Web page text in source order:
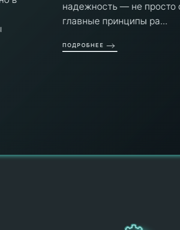
надежность — не просто слова, а
главные принципы ра...
ПОДРОБНЕЕ